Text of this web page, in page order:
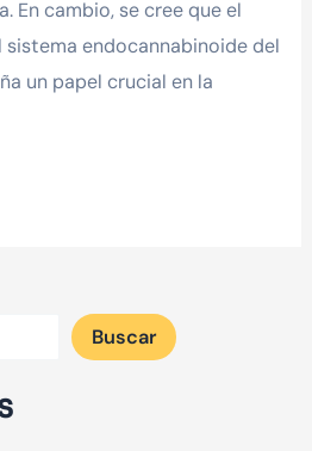
En cambio, se cree que el
endocannabinoide del
un papel crucial en la
Buscar